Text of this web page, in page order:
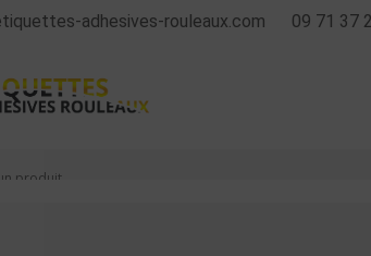
adhesives-rouleaux.com 09 71 37